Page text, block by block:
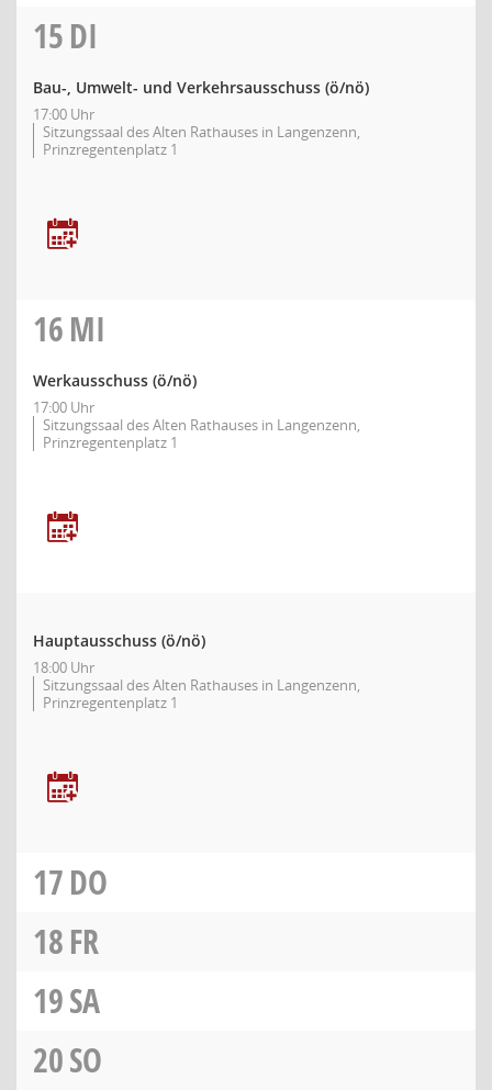
15DI
Bau-, Umwelt- und Verkehrsausschuss (ö/nö)
17:00 Uhr
Sitzungssaal des Alten Rathauses in Langenzenn,
Prinzregentenplatz 1
16MI
Werkausschuss (ö/nö)
17:00 Uhr
Sitzungssaal des Alten Rathauses in Langenzenn,
Prinzregentenplatz 1
Hauptausschuss (ö/nö)
18:00 Uhr
Sitzungssaal des Alten Rathauses in Langenzenn,
Prinzregentenplatz 1
17DO
18FR
19SA
20SO